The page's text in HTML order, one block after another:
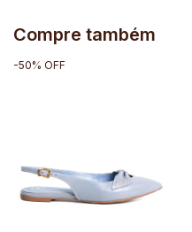
Compre também
-50% OFF